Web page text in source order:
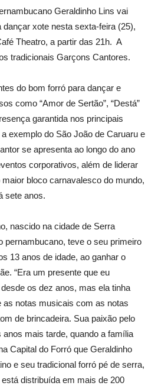
Geraldinho Lins vai
xote nesta sexta-feira (25),
Theatro, a partir das 21h. A
tradicionais Garçons Cantores.
do bom forró para dançar e
como “Amor de Sertão”, “Destá”
garantida nos principais
exemplo do São João de Caruaru e
se apresenta ao longo do ano
corporativos, além de liderar
bloco carnavalesco do mundo,
sete anos.
nascido na cidade de Serra
pernambucano, teve o seu primeiro
13 anos de idade, ao ganhar o
“Era um presente que eu
os dez anos, mas ela tinha
as notas musicais com as notas
de brincadeira. Sua paixão pelo
mais tarde, quando a família
Capital do Forró que Geraldinho
e seu tradicional forró pé de serra,
distribuída em mais de 200